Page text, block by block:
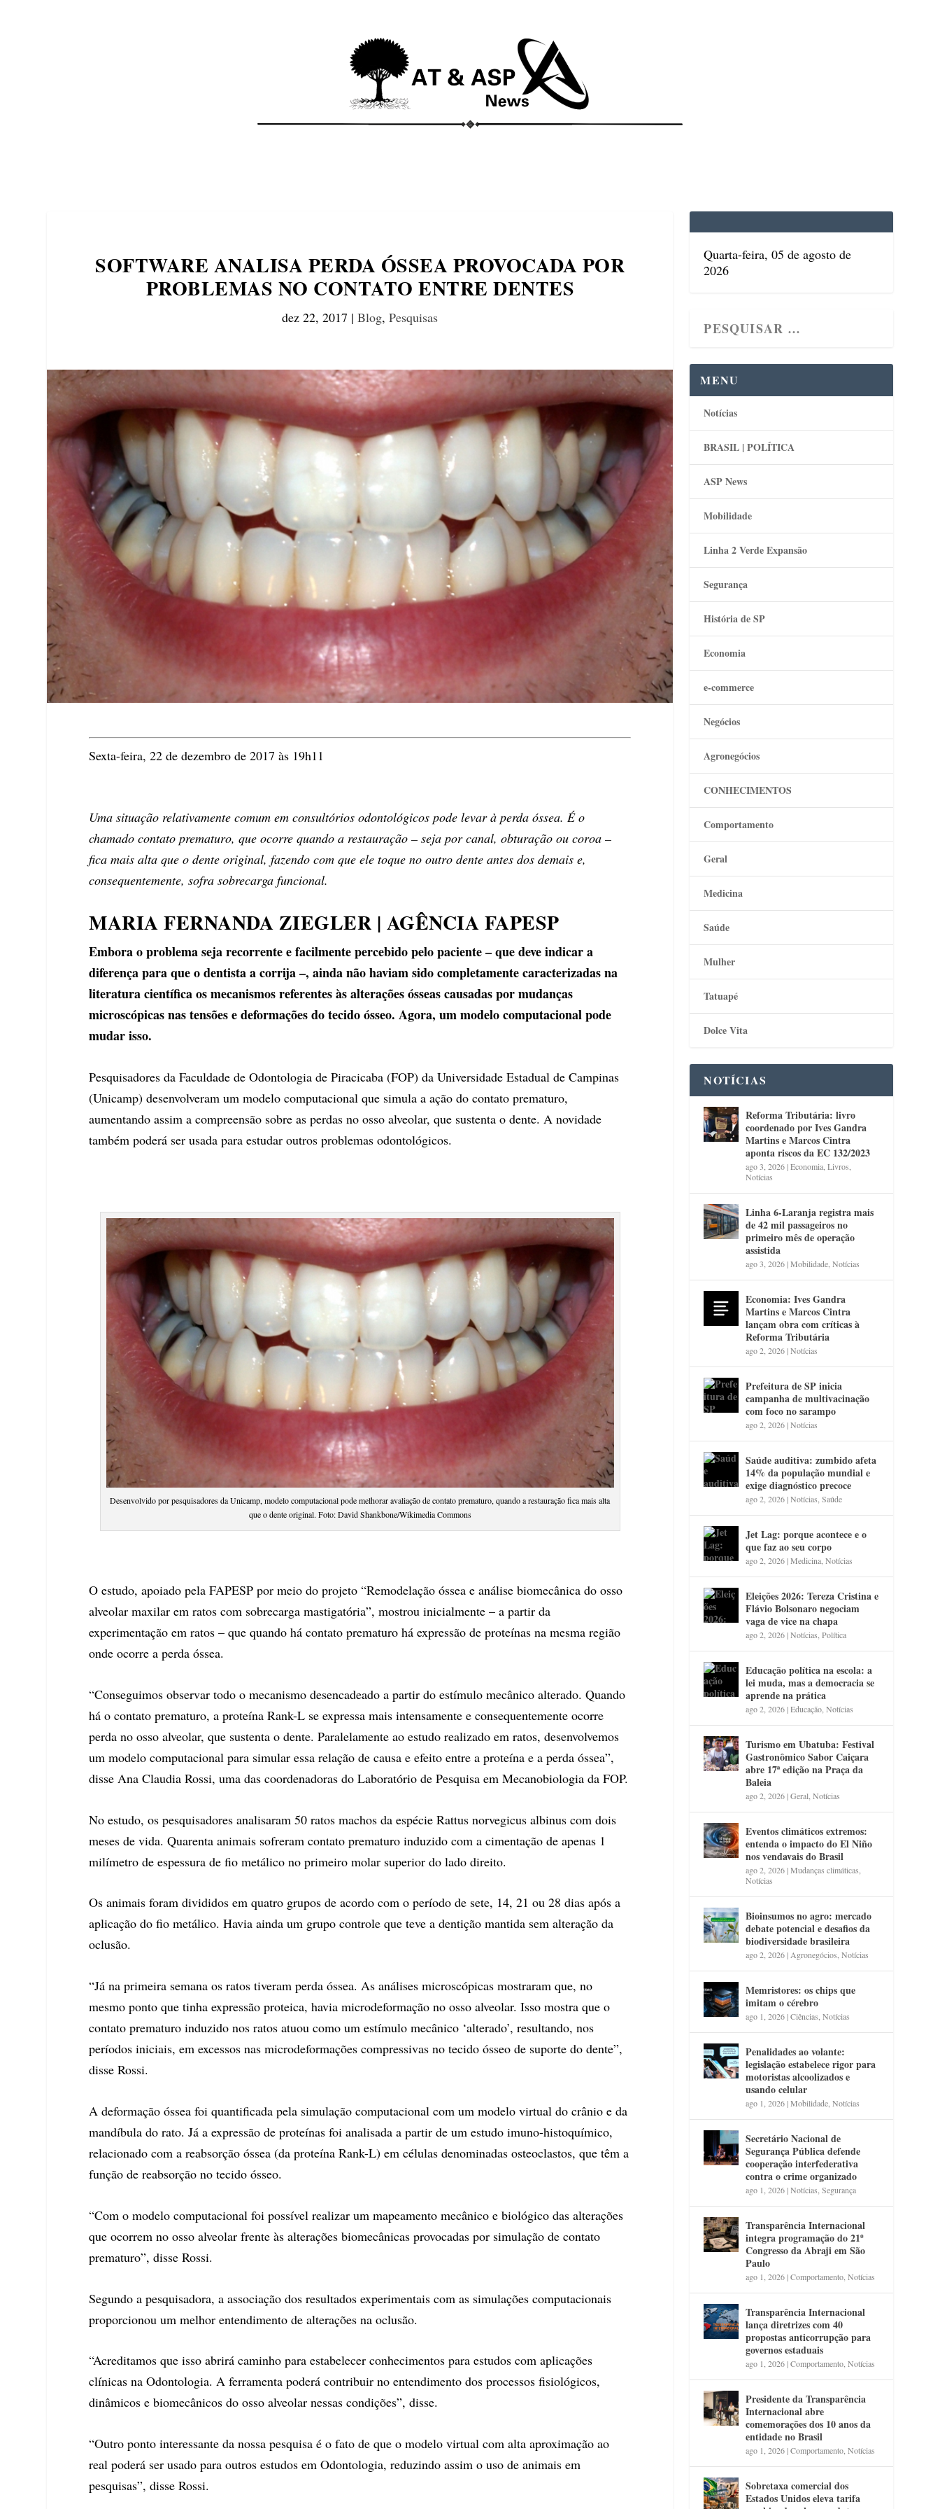
SOFTWARE ANALISA PERDA ÓSSEA PROVOCADA POR
PROBLEMAS NO CONTATO ENTRE DENTES
dez 22, 2017 |Blog,Pesquisas
Sexta-feira, 22 de dezembro de 2017 às 19h11
Uma situação relativamente comum em consultórios odontológicos pode levar à perda óssea. É o
chamado contato prematuro, que ocorre quando a restauração – seja por canal, obturação ou coroa –
fica mais alta que o dente original, fazendo com que ele toque no outro dente antes dos demais e,
consequentemente, sofra sobrecarga funcional.
MARIA FERNANDA ZIEGLER | AGÊNCIA FAPESP
Embora o problema seja recorrente e facilmente percebido pelo paciente – que deve indicar a
diferença para que o dentista a corrija –, ainda não haviam sido completamente caracterizadas na
literatura científica os mecanismos referentes às alterações ósseas causadas por mudanças
microscópicas nas tensões e deformações do tecido ósseo. Agora, um modelo computacional pode
mudar isso.
Pesquisadores da Faculdade de Odontologia de Piracicaba (FOP) da Universidade Estadual de Campinas
(Unicamp) desenvolveram um modelo computacional que simula a ação do contato prematuro,
aumentando assim a compreensão sobre as perdas no osso alveolar, que sustenta o dente. A novidade
também poderá ser usada para estudar outros problemas odontológicos.
Desenvolvido por pesquisadores da Unicamp, modelo computacional pode melhorar avaliação de contato prematuro, quando a restauração fica mais alta
que o dente original. Foto: David Shankbone/Wikimedia Commons
O estudo, apoiado pela FAPESP por meio do projeto “Remodelação óssea e análise biomecânica do osso
alveolar maxilar em ratos com sobrecarga mastigatória”, mostrou inicialmente – a partir da
experimentação em ratos – que quando há contato prematuro há expressão de proteínas na mesma região
onde ocorre a perda óssea.
“Conseguimos observar todo o mecanismo desencadeado a partir do estímulo mecânico alterado. Quando
há o contato prematuro, a proteína Rank-L se expressa mais intensamente e consequentemente ocorre
perda no osso alveolar, que sustenta o dente. Paralelamente ao estudo realizado em ratos, desenvolvemos
um modelo computacional para simular essa relação de causa e efeito entre a proteína e a perda óssea”,
disse Ana Claudia Rossi, uma das coordenadoras do Laboratório de Pesquisa em Mecanobiologia da FOP.
No estudo, os pesquisadores analisaram 50 ratos machos da espécie Rattus norvegicus albinus com dois
meses de vida. Quarenta animais sofreram contato prematuro induzido com a cimentação de apenas 1
milímetro de espessura de fio metálico no primeiro molar superior do lado direito.
Os animais foram divididos em quatro grupos de acordo com o período de sete, 14, 21 ou 28 dias após a
aplicação do fio metálico. Havia ainda um grupo controle que teve a dentição mantida sem alteração da
oclusão.
“Já na primeira semana os ratos tiveram perda óssea. As análises microscópicas mostraram que, no
mesmo ponto que tinha expressão proteica, havia microdeformação no osso alveolar. Isso mostra que o
contato prematuro induzido nos ratos atuou como um estímulo mecânico ‘alterado’, resultando, nos
períodos iniciais, em excessos nas microdeformações compressivas no tecido ósseo de suporte do dente”,
disse Rossi.
A deformação óssea foi quantificada pela simulação computacional com um modelo virtual do crânio e da
mandíbula do rato. Já a expressão de proteínas foi analisada a partir de um estudo imuno-histoquímico,
relacionado com a reabsorção óssea (da proteína Rank-L) em células denominadas osteoclastos, que têm a
função de reabsorção no tecido ósseo.
“Com o modelo computacional foi possível realizar um mapeamento mecânico e biológico das alterações
que ocorrem no osso alveolar frente às alterações biomecânicas provocadas por simulação de contato
prematuro”, disse Rossi.
Segundo a pesquisadora, a associação dos resultados experimentais com as simulações computacionais
proporcionou um melhor entendimento de alterações na oclusão.
“Acreditamos que isso abrirá caminho para estabelecer conhecimentos para estudos com aplicações
clínicas na Odontologia. A ferramenta poderá contribuir no entendimento dos processos fisiológicos,
dinâmicos e biomecânicos do osso alveolar nessas condições”, disse.
“Outro ponto interessante da nossa pesquisa é o fato de que o modelo virtual com alta aproximação ao
real poderá ser usado para outros estudos em Odontologia, reduzindo assim o uso de animais em
pesquisas”, disse Rossi.
Quarta-feira, 05 de agosto de
2026
MENU
Notícias
BRASIL | POLÍTICA
ASP News
Mobilidade
Linha 2 Verde Expansão
Segurança
História de SP
Economia
e-commerce
Negócios
Agronegócios
CONHECIMENTOS
Comportamento
Geral
Medicina
Saúde
Mulher
Tatuapé
Dolce Vita
NOTÍCIAS
Reforma Tributária: livro
coordenado por Ives Gandra
Martins e Marcos Cintra
aponta riscos da EC 132/2023
ago 3, 2026|Economia ,Livros
Notícias
Linha 6-Laranja registra mais
de 42 mil passageiros no
primeiro mês de operação
assistida
ago 3, 2026|Mobilidade ,Notícias
Economia: Ives Gandra
Martins e Marcos Cintra
lançam obra com críticas à
Reforma Tributária
ago 2, 2026|Notícias
Prefeitura de SP inicia
campanha de multivacinação
com foco no sarampo
ago 2, 2026|Notícias
Saúde auditiva: zumbido afeta
14% da população mundial e
exige diagnóstico precoce
ago 2, 2026|Notícias ,Saúde
Jet Lag: porque acontece e o
que faz ao seu corpo
ago 2, 2026|Medicina ,Notícias
Eleições 2026: Tereza Cristina e
Flávio Bolsonaro negociam
vaga de vice na chapa
ago 2, 2026|Notícias ,Política
Educação política na escola: a
lei muda, mas a democracia se
aprende na prática
ago 2, 2026|Educação ,Notícias
Turismo em Ubatuba: Festival
Gastronômico Sabor Caiçara
abre 17ª edição na Praça da
Baleia
ago 2, 2026|Geral ,Notícias
Eventos climáticos extremos:
entenda o impacto do El Niño
nos vendavais do Brasil
ago 2, 2026|Mudanças climáticas
Notícias
Bioinsumos no agro: mercado
debate potencial e desafios da
biodiversidade brasileira
ago 2, 2026| Agronegócios ,Notícias
Memristores: os chips que
imitam o cérebro
ago 1, 2026|Ciências ,Notícias
Penalidades ao volante:
legislação estabelece rigor para
motoristas alcoolizados e
usando celular
ago 1, 2026|Mobilidade ,Notícias
Secretário Nacional de
Segurança Pública defende
cooperação interfederativa
contra o crime organizado
ago 1, 2026|Notícias ,Segurança
Transparência Internacional
integra programação do 21º
Congresso da Abraji em São
Paulo
ago 1, 2026|Comportamento ,Notícias
Transparência Internacional
lança diretrizes com 40
propostas anticorrupção para
governos estaduais
ago 1, 2026|Comportamento ,Notícias
Presidente da Transparência
Internacional abre
comemorações dos 10 anos da
entidade no Brasil
ago 1, 2026|Comportamento ,Notícias
Sobretaxa comercial dos
Estados Unidos eleva tarifa